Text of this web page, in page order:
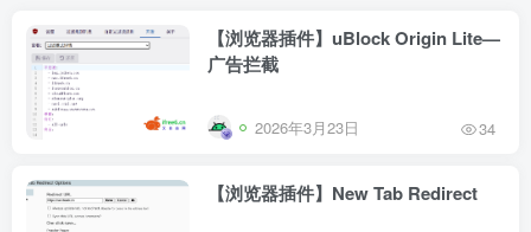
【浏览器插件】uBlock Origin Lite—
广告拦截
2026年3月23日 34
【浏览器插件】New Tab Redirect